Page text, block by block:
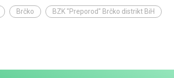
Brčko BZK "Preporod" Brčko distrikt BiH